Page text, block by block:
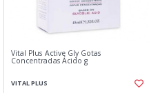
Vital Plus Active Gly Gotas
Concentradas Ácido g
VITAL PLUS